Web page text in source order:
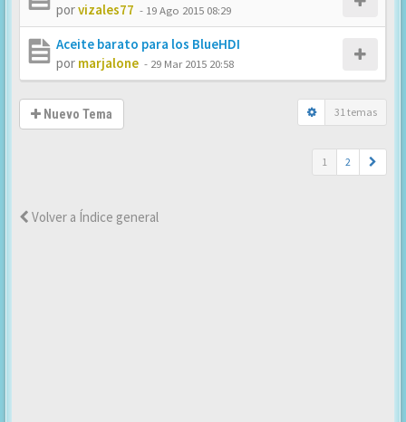
porvizales77 - 19 Ago 2015 08:29
Aceite barato para los BlueHDI
por marjalone - 29 Mar 2015 20:58
Nuevo Tema 31 temas
1 2
Volver a Índice general